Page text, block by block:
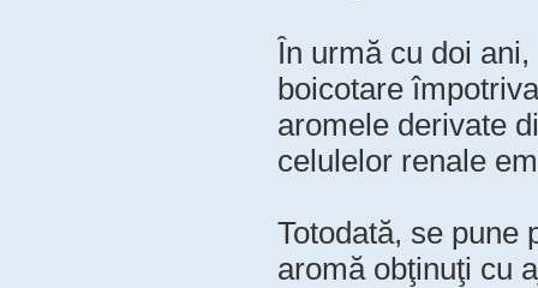
În urmă cu doi
boicotare
aromele derivate
celulelor renale
Totodată, se pune
aromă obţinuţi cu